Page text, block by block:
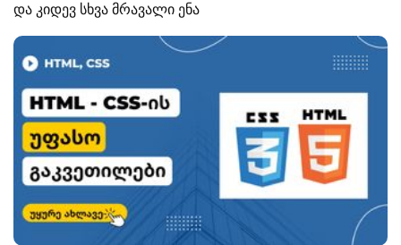
და კიდევ სხვა მრავალი ენა